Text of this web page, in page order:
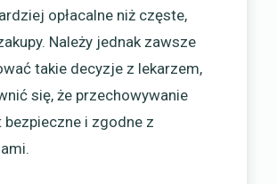
opłacalne niż częste,
Należy jednak zawsze
takie decyzje z lekarzem,
się, że przechowywanie
bezpieczne i zgodne z